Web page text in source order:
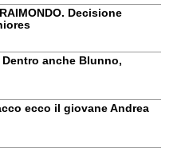
Decisione
Dentro anche Blunno,
ecco il giovane Andrea